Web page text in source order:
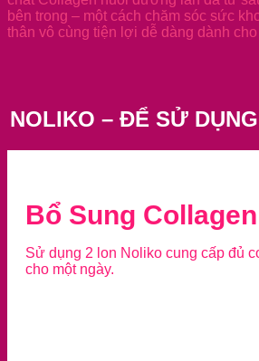
bên trong – một cách chăm sóc sức
thân vô cùng tiện lợi dễ dàng dành
NOLIKO – ĐỂ SỬ
Bổ Sung Collagen
Sử dụng 2 lon Noliko cung cấp đủ
cho một ngày.